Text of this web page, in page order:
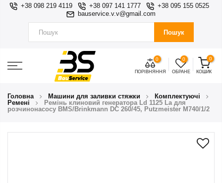
+38 098 219 4119 +38 097 141 1777
+38 095 155 0525
bauservice.v.v@gmail.com
Пошук
0
ПОРІВНЯННЯ
0
ОБРАНЕ
0
КОШИК
Головна Машини для заливки стяжки
Комплектуючі
Ремені
Ремінь клиновий генератора Ld 1125 La для
розчинонасосу BMS/Brinkmann DC 260/45, Putzmeister М740/1/2